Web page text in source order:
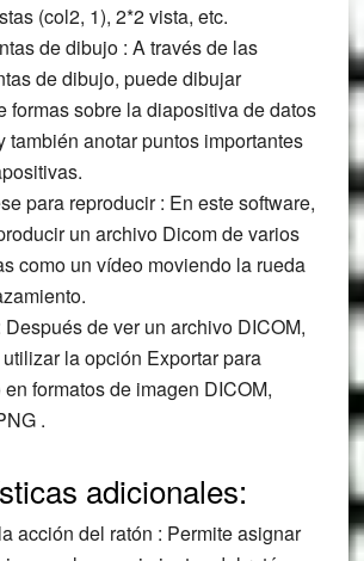
(col2, 1), 2*2 vista, etc.
de dibujo : A través de las
de dibujo, puede dibujar
formas sobre la diapositiva de datos
también anotar puntos importantes
para reproducir : En este software,
un archivo Dicom de varios
como un vídeo moviendo la rueda
Después de ver un archivo DICOM,
la opción Exportar para
formatos de imagen DICOM,
.
adicionales:
acción del ratón : Permite asignar